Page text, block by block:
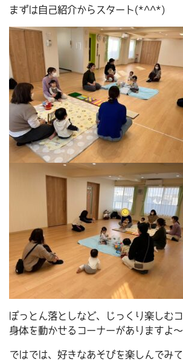
まずは自己紹介からスタート(*^^*)
ぽっとん落としなど、じっくり楽しむ
身体を動かせるコーナーがありますよ～
ではでは、好きなあそびを楽しんでみ